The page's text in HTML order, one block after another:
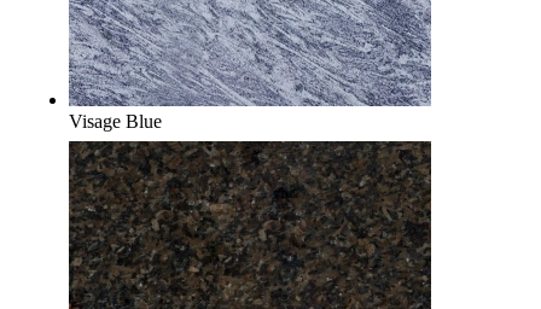
Visage Blue